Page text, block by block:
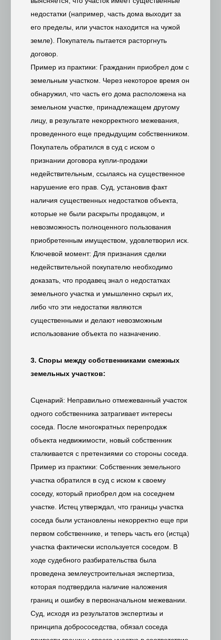
недостатки (например, часть дома выходит за
его пределы, или участок находится на чужой
земле). Покупатель пытается расторгнуть
договор.
Пример из практики: Гражданин приобрел дом с
земельным участком. Через некоторое время он
обнаружил, что часть его дома расположена на
земельном участке, принадлежащем другому
лицу, в результате некорректного межевания,
проведенного еще предыдущим собственником.
Покупатель обратился в суд с иском о
признании договора купли-продажи
недействительным, ссылаясь на существенное
нарушение его прав. Суд, установив факт
наличия существенных недостатков объекта,
которые не были раскрыты продавцом, и
невозможность полноценного пользования
приобретенным имуществом, удовлетворил иск.
Ключевой момент: Для признания сделки
недействительной покупателю необходимо
доказать, что продавец знал о недостатках
земельного участка и умышленно скрыл их,
либо что эти недостатки являются
существенными и делают невозможным
использование объекта по назначению.
3. Споры между собственниками смежных
земельных участков:
Сценарий: Неправильно отмежеванный участок
одного собственника затрагивает интересы
соседа. После многократных перепродаж
объекта недвижимости, новый собственник
сталкивается с претензиями со стороны соседа.
Пример из практики: Собственник земельного
участка обратился в суд с иском к своему
соседу, который приобрел дом на соседнем
участке. Истец утверждал, что границы участка
соседа были установлены некорректно еще при
первом собственнике, и теперь часть его (истца)
участка фактически используется соседом. В
ходе судебного разбирательства была
проведена землеустроительная экспертиза,
которая подтвердила наличие наложения
границ и ошибку в первоначальном межевании.
Суд, исходя из результатов экспертизы и
принципа добрососедства, обязал соседа